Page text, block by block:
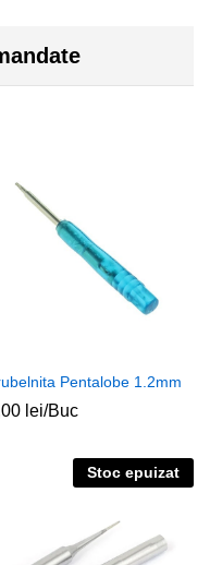
Pentalobe 1.2mm
lei/Buc
Stoc epuizat